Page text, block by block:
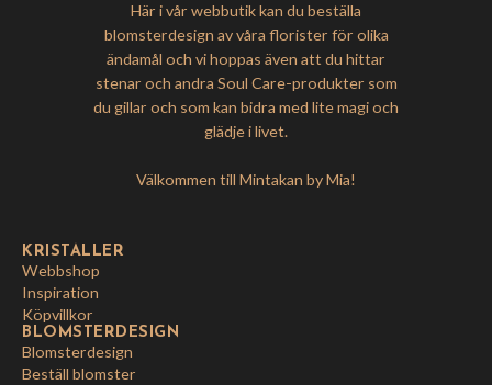
Här i vår webbutik kan du beställa
blomsterdesign av våra florister för olika
ändamål och vi hoppas även att du hittar
stenar och andra Soul Care-produkter som
du gillar och som kan bidra med lite magi och
glädje i livet.
Välkommen till Mintakan by Mia!
KRISTALLER
Webbshop
Inspiration
Köpvillkor
BLOMSTERDESIGN
Blomsterdesign
Beställ blomster